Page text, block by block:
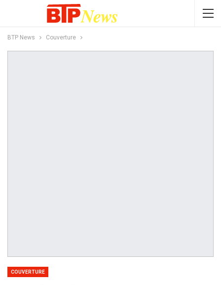
BTP News Couverture
COUVERTURE